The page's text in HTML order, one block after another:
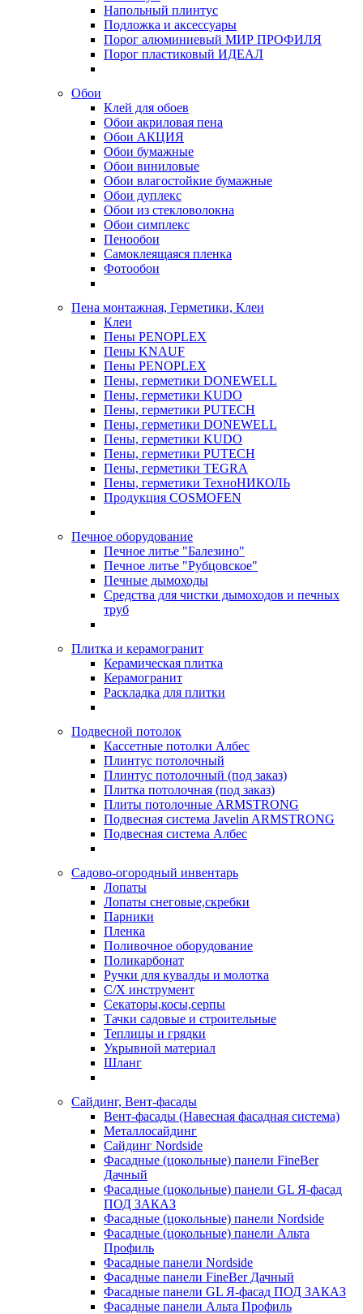
Напольный плинтус
Подложка и аксессуары
Порог алюминиевый МИР ПРОФИЛЯ
Порог пластиковый ИДЕАЛ
Обои
Клей для обоев
Обои акриловая пена
Обои АКЦИЯ
Обои бумажные
Обои виниловые
Обои влагостойкие бумажные
Обои дуплекс
Обои из стекловолокна
Обои симплекс
Пенообои
Самоклеящаяся пленка
Фотообои
Пена монтажная, Герметики, Клеи
Клеи
Пены PENOPLEX
Пены KNAUF
Пены PENOPLEX
Пены, герметики DONEWELL
Пены, герметики KUDO
Пены, герметики PUTECH
Пены, герметики DONEWELL
Пены, герметики KUDO
Пены, герметики PUTECH
Пены, герметики TEGRA
Пены, герметики ТехноНИКОЛЬ
Продукция COSMOFEN
Печное оборудование
Печное литье "Балезино"
Печное литье "Рубцовское"
Печные дымоходы
Средства для чистки дымоходов и печных
труб
Плитка и керамогранит
Керамическая плитка
Керамогранит
Раскладка для плитки
Подвесной потолок
Кассетные потолки Албес
Плинтус потолочный
Плинтус потолочный (под заказ)
Плитка потолочная (под заказ)
Плиты потолочные ARMSTRONG
Подвесная система Javelin ARMSTRONG
Подвесная система Албес
Садово-огородный инвентарь
Лопаты
Лопаты снеговые,скребки
Парники
Пленка
Поливочное оборудование
Поликарбонат
Ручки для кувалды и молотка
С/Х инструмент
Секаторы,косы,серпы
Тачки садовые и строительные
Теплицы и грядки
Укрывной материал
Шланг
Сайдинг, Вент-фасады
Вент-фасады (Навесная фасадная система)
Металлосайдинг
Сайдинг Nordside
Фасадные (цокольные) панели FineBer
Дачный
Фасадные (цокольные) панели GL Я-фасад
ПОД ЗАКАЗ
Фасадные (цокольные) панели Nordside
Фасадные (цокольные) панели Альта
Профиль
Фасадные панели Nordside
Фасадные панели FineBer Дачный
Фасадные панели GL Я-фасад ПОД ЗАКАЗ
Фасадные панели Альта Профиль